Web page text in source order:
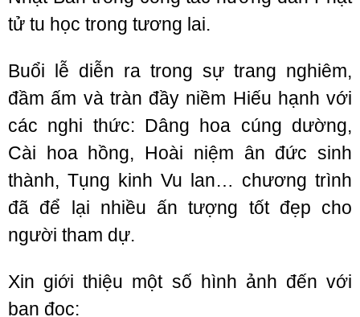
tử tu học trong tương lai.
Buổi lễ diễn ra trong sự trang nghiêm,
đầm ấm và tràn đầy niềm Hiếu hạnh với
các nghi thức: Dâng hoa cúng dường,
Cài hoa hồng, Hoài niệm ân đức sinh
thành, Tụng kinh Vu lan… chương trình
đã để lại nhiều ấn tượng tốt đẹp cho
người tham dự.
Xin giới thiệu một số hình ảnh đến với
ban đọc: